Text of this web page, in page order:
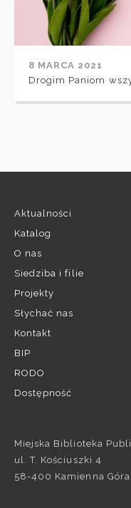
8 MARCA 2021
Drogim Paniom
Aktualności
Katalog
O nas
Siedziba i filie
Projekty
Słychać nas
Kontakt
BIP
RODO
Dostępność
Miejska Biblioteka
ul. T. Kościuszki 4
58-400 Kamienna Góra